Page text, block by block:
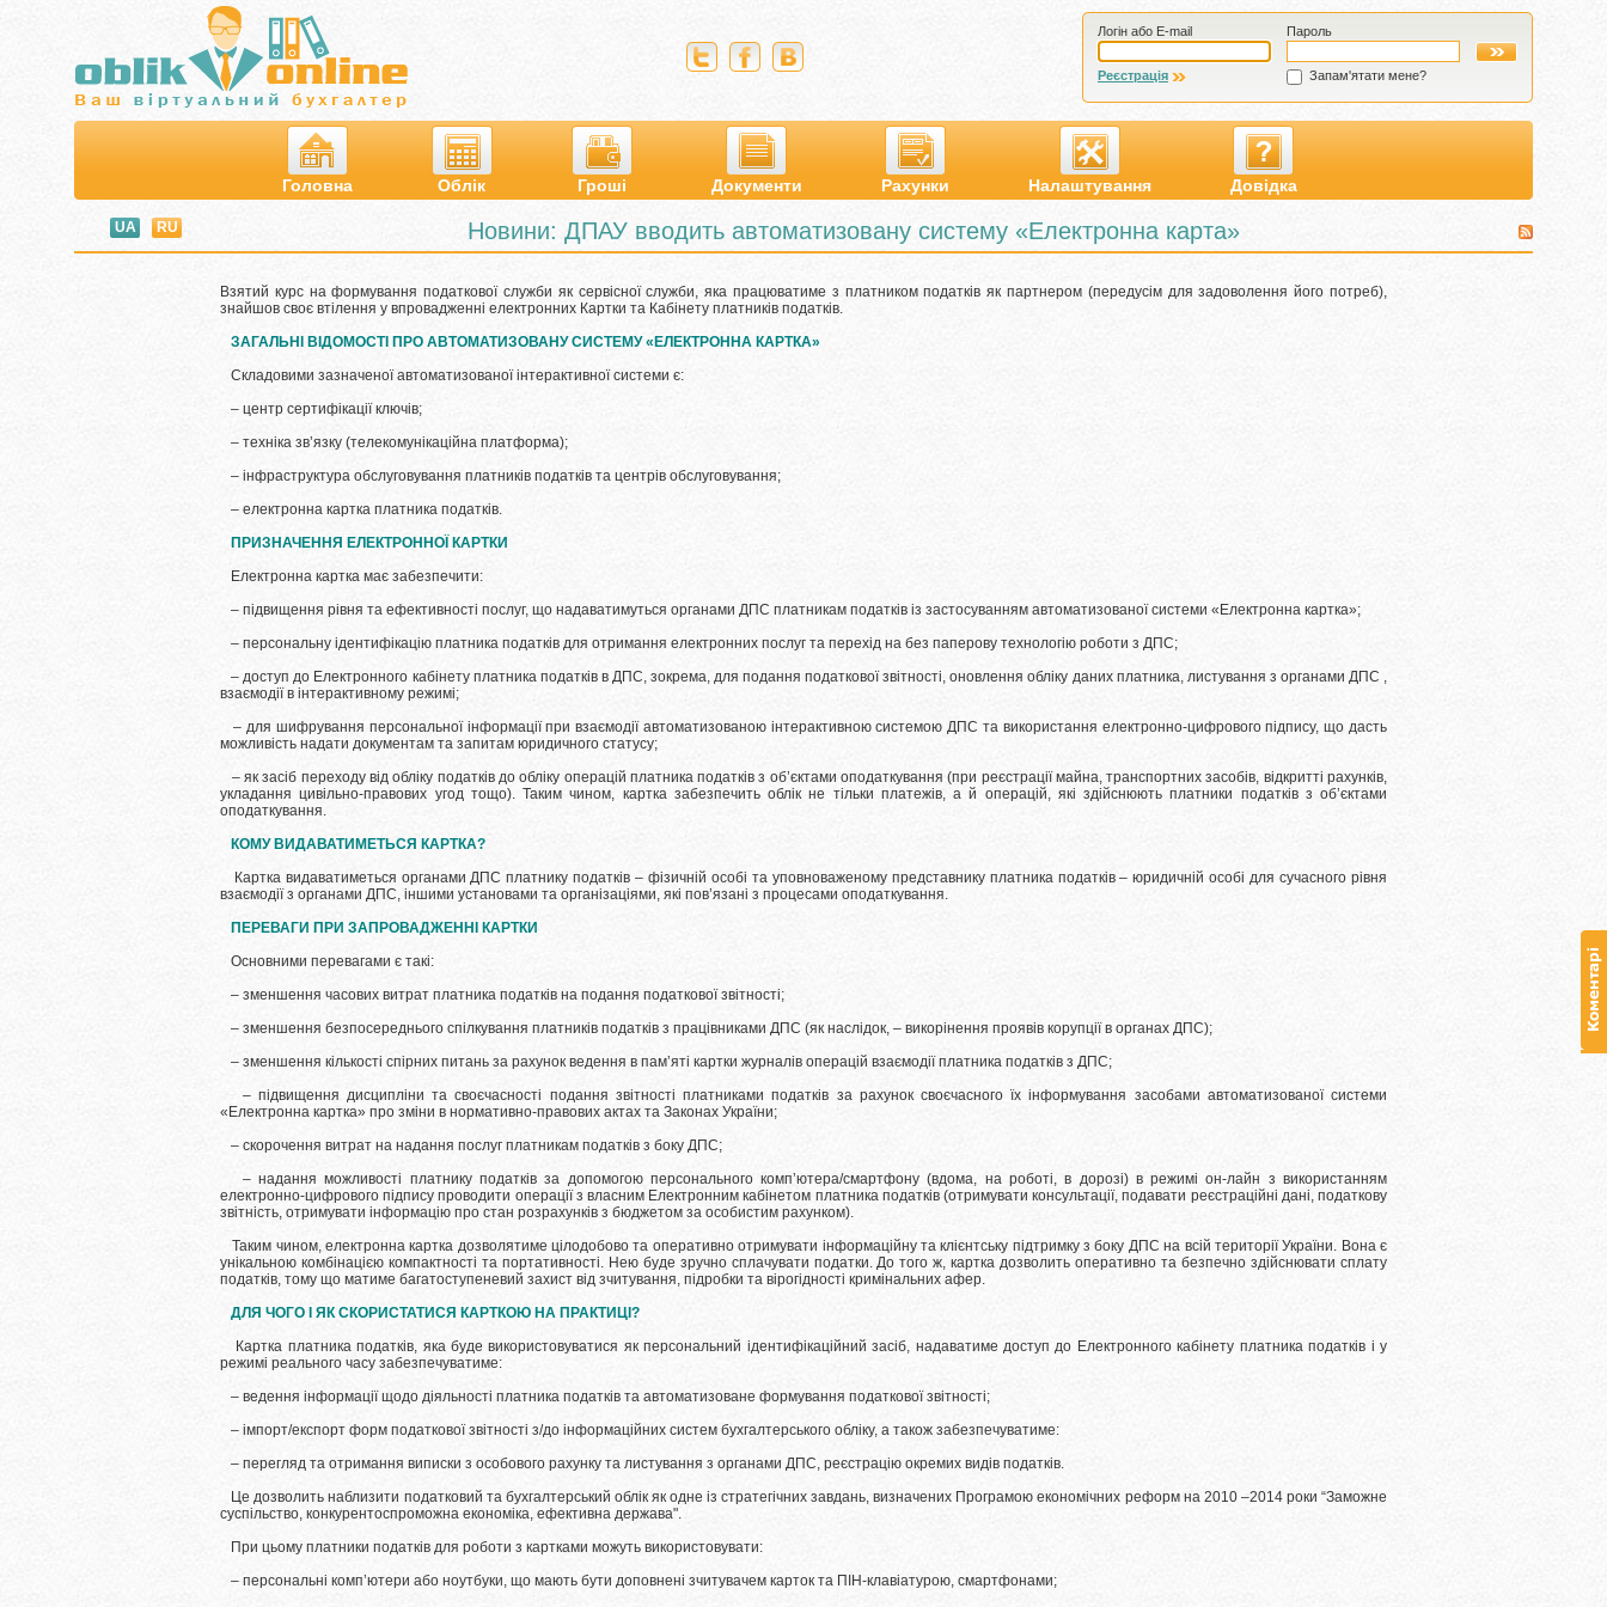
Логін або E-mail
Реєстрація
Пароль
Запам'ятати мене?
Головна Облік Гроші Документи Рахунки Налаштування Довідка
UA RU Новини: ДПАУ вводить автоматизовану систему «Електронна карта»
Взятий курс на формування податкової служби як сервісної служби, яка працюватиме з платником податків як партнером (передусім для задоволення його потреб),
знайшов своє втілення у впровадженні електронних Картки та Кабінету платників податків.
ЗАГАЛЬНІ ВІДОМОСТІ ПРО АВТОМАТИЗОВАНУ СИСТЕМУ «ЕЛЕКТРОННА КАРТКА»
Складовими зазначеної автоматизованої інтерактивної системи є:
– центр сертифікації ключів;
– техніка зв’язку (телекомунікаційна платформа);
– інфраструктура обслуговування платників податків та центрів обслуговування;
– електронна картка платника податків.
ПРИЗНАЧЕННЯ ЕЛЕКТРОННОЇ КАРТКИ
Електронна картка має забезпечити:
– підвищення рівня та ефективності послуг, що надаватимуться органами ДПС платникам податків із застосуванням автоматизованої системи «Електронна картка»;
– персональну ідентифікацію платника податків для отримання електронних послуг та перехід на без паперову технологію роботи з ДПС;
– доступ до Електронного кабінету платника податків в ДПС, зокрема, для подання податкової звітності, оновлення обліку даних платника, листування з органами ДПС ,
взаємодії в інтерактивному режимі;
– для шифрування персональної інформації при взаємодії автоматизованою інтерактивною системою ДПС та використання електронно-цифрового підпису, що дасть
можливість надати документам та запитам юридичного статусу;
– як засіб переходу від обліку податків до обліку операцій платника податків з об’єктами оподаткування (при реєстрації майна, транспортних засобів, відкритті рахунків,
укладання цивільно-правових угод тощо). Таким чином, картка забезпечить облік не тільки платежів, а й операцій, які здійснюють платники податків з об’єктами
оподаткування.
КОМУ ВИДАВАТИМЕТЬСЯ КАРТКА?
Картка видаватиметься органами ДПС платнику податків – фізичній особі та уповноваженому представнику платника податків – юридичній особі для сучасного рівня
взаємодії з органами ДПС, іншими установами та організаціями, які пов’язані з процесами оподаткування.
ПЕРЕВАГИ ПРИ ЗАПРОВАДЖЕННІ КАРТКИ
Основними перевагами є такі:
– зменшення часових витрат платника податків на подання податкової звітності;
– зменшення безпосереднього спілкування платників податків з працівниками ДПС (як наслідок, – викорінення проявів корупції в органах ДПС);
– зменшення кількості спірних питань за рахунок ведення в пам’яті картки журналів операцій взаємодії платника податків з ДПС;
– підвищення дисципліни та своєчасності подання звітності платниками податків за рахунок своєчасного їх інформування засобами автоматизованої системи
«Електронна картка» про зміни в нормативно-правових актах та Законах України;
– скорочення витрат на надання послуг платникам податків з боку ДПС;
– надання можливості платнику податків за допомогою персонального комп’ютера/смартфону (вдома, на роботі, в дорозі) в режимі он-лайн з використанням
електронно-цифрового підпису проводити операції з власним Електронним кабінетом платника податків (отримувати консультації, подавати реєстраційні дані, податкову
звітність, отримувати інформацію про стан розрахунків з бюджетом за особистим рахунком).
Таким чином, електронна картка дозволятиме цілодобово та оперативно отримувати інформаційну та клієнтську підтримку з боку ДПС на всій території України. Вона є
унікальною комбінацією компактності та портативності. Нею буде зручно сплачувати податки. До того ж, картка дозволить оперативно та безпечно здійснювати сплату
податків, тому що матиме багатоступеневий захист від зчитування, підробки та вірогідності кримінальних афер.
ДЛЯ ЧОГО І ЯК СКОРИСТАТИСЯ КАРТКОЮ НА ПРАКТИЦІ?
Картка платника податків, яка буде використовуватися як персональний ідентифікаційний засіб, надаватиме доступ до Електронного кабінету платника податків і у
режимі реального часу забезпечуватиме:
– ведення інформації щодо діяльності платника податків та автоматизоване формування податкової звітності;
– імпорт/експорт форм податкової звітності з/до інформаційних систем бухгалтерського обліку, а також забезпечуватиме:
– перегляд та отримання виписки з особового рахунку та листування з органами ДПС, реєстрацію окремих видів податків.
Це дозволить наблизити податковий та бухгалтерський облік як одне із стратегічних завдань, визначених Програмою економічних реформ на 2010 –2014 роки “Заможне
суспільство, конкурентоспроможна економіка, ефективна держава".
При цьому платники податків для роботи з картками можуть використовувати:
– персональні комп’ютери або ноутбуки, що мають бути доповнені зчитувачем карток та ПІН-клавіатурою, смартфонами;